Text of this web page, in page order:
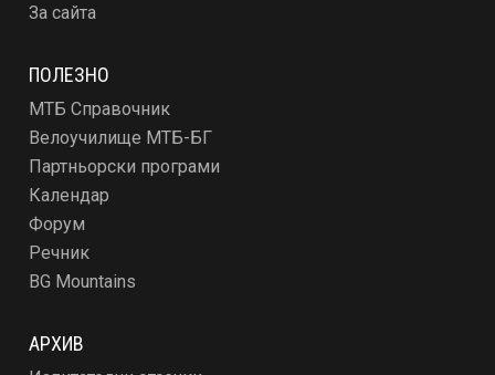
За сайта
ПОЛЕЗНО
МТБ Справочник
Велоучилище МТБ-БГ
Партньорски програми
Календар
Форум
Речник
BG Mountains
АРХИВ